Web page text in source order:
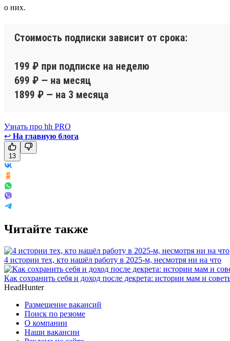
о них.
Стоимость подписки зависит от срока:
199 ₽ при подписке на неделю
699 ₽ — на месяц
1899 ₽ — на 3 месяца
Узнать про hh PRO
↩ На главную блога
13
Читайте также
4 истории тех, кто нашёл работу в 2025-м, несмотря ни на что
Как сохранить себя и доход после декрета: истории мам и
HeadHunter
Размещение вакансий
Поиск по резюме
О компании
Наши вакансии